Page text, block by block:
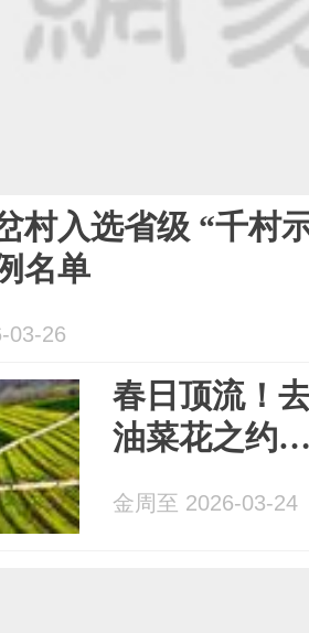
村入选省级 “千村
名单
03-26
春日顶流！
油菜花之
金周至 2026-03-24